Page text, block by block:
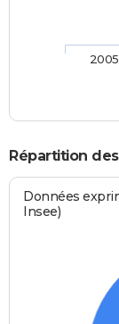
2005
Répartition
Données
Insee)